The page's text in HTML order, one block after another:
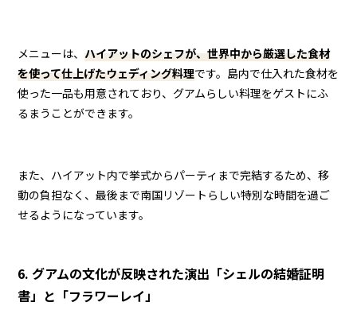
メニューは、ハイアットのシェフが、世界中から厳選した食材
を使って仕上げたウェディング料理です。島内で仕入れた食材を
使った一品も用意されており、グアムらしい料理をゲストにふ
るまうことができます。
また、ハイアット内で挙式からパーティまで完結するため、移
動の負担なく、最後まで南国リゾートらしい特別な時間を過ご
せるようになっています。
6. グアムの文化が反映された演出「シェルの結婚証明
書」と「フラワーレイ」